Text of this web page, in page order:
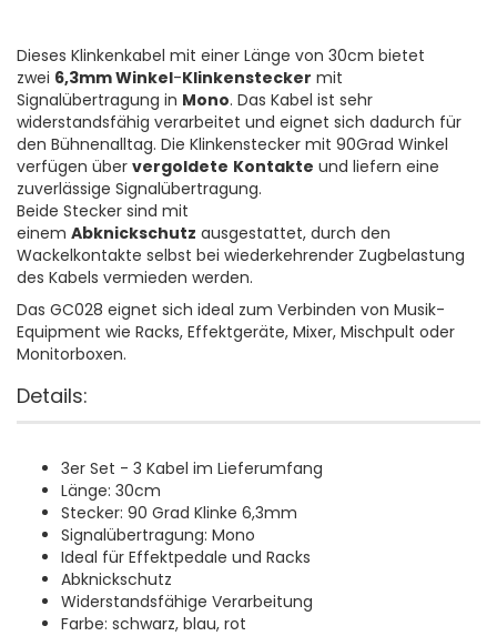
Dieses Klinkenkabel mit einer Länge von 30cm bietet
zwei 6,3mm Winkel-Klinkenstecker mit
Signalübertragung in Mono. Das Kabel ist sehr
widerstandsfähig verarbeitet und eignet sich dadurch für
den Bühnenalltag. Die Klinkenstecker mit 90Grad Winkel
verfügen über vergoldete Kontakte und liefern eine
zuverlässige Signalübertragung.
Beide Stecker sind mit
einem Abknickschutz ausgestattet, durch den
Wackelkontakte selbst bei wiederkehrender Zugbelastung
des Kabels vermieden werden.
Das GC028 eignet sich ideal zum Verbinden von Musik-
Equipment wie Racks, Effektgeräte, Mixer, Mischpult oder
Monitorboxen.
Details:
3er Set - 3 Kabel im Lieferumfang
Länge: 30cm
Stecker: 90 Grad Klinke 6,3mm
Signalübertragung: Mono
Ideal für Effektpedale und Racks
Abknickschutz
Widerstandsfähige Verarbeitung
Farbe: schwarz, blau, rot